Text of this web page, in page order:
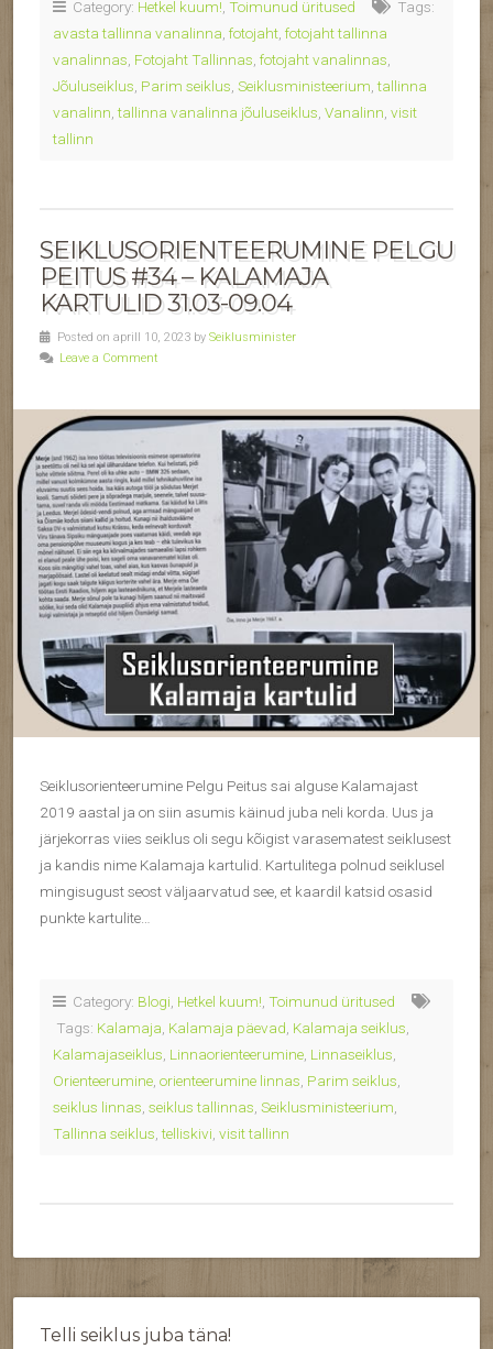
Category: Hetkel kuum! Toimunud üritused
Tags:
avasta tallinna vanalinna fotojaht fotojaht tallinna
vanalinnas Fotojaht Tallinnas fotojaht vanalinnas
Jõuluseiklus Parim seiklus Seiklusministeerium ,tallinna
vanalinn ,tallinna vanalinna jõuluseiklus Vanalinn visit
tallinn
SEIKLUSORIENTEERUMINE PELGU
PEITUS #34 – KALAMAJA
KARTULID 31.03-09.04
Posted on aprill 10, 2023 by Seiklusminister
Leave a Comment
Seiklusorienteerumine Pelgu Peitus sai alguse Kalamajast
2019 aastal ja on siin asumis käinud juba neli korda. Uus ja
järjekorras viies seiklus oli segu kõigist varasematest seiklusest
ja kandis nime Kalamaja kartulid. Kartulitega polnud seiklusel
mingisugust seost väljaarvatud see, et kaardil katsid osasid
punkte kartulite…
Category: Blogi, Hetkel kuum!, Toimunud üritused
Tags: Kalamaja, Kalamaja päevad, Kalamaja seiklus,
Kalamajaseiklus, Linnaorienteerumine, Linnaseiklus,
Orienteerumine, orienteerumine linnas, Parim seiklus,
seiklus linnas, seiklus tallinnas, Seiklusministeerium,
Tallinna seiklus,telliskivi, visit tallinn
Telli seiklus juba täna!